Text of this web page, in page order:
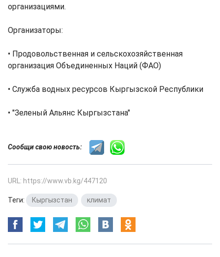
организациями.
Организаторы:
• Продовольственная и сельскохозяйственная
организация Объединенных Наций (ФАО)
• Служба водных ресурсов Кыргызской Республики
• "Зеленый Альянс Кыргызстана"
Сообщи свою новость:
URL: https://www.vb.kg/447120
Теги: Кыргызстан климат